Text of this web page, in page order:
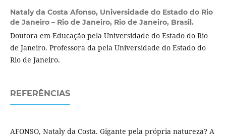
Nataly da Costa Afonso, Universidade do Estado do Rio
de Janeiro – Rio de Janeiro, Rio de Janeiro, Brasil.
Doutora em Educação pela Universidade do Estado do Rio
de Janeiro. Professora da pela Universidade do Estado do
Rio de Janeiro.
REFERÊNCIAS
AFONSO, Nataly da Costa. Gigante pela própria natureza? A